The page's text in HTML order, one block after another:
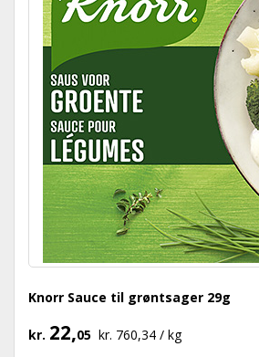
Knorr Sauce til grøntsager 29g
kr. 22,05 kr. 760,34 / kg